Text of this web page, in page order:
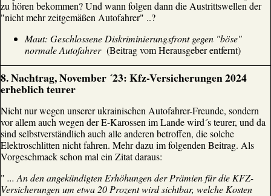
zu hören bekommen? Und wann folgen dann die Austrittswellen der
"nicht mehr zeitgemäßen Autofahrer" ..?
Maut: Geschlossene Diskriminierungsfront gegen "böse"
normale Autofahrer(Beitrag vom Herausgeber entfernt)
8. Nachtrag, November ´23: Kfz-Versicherungen 2024
erheblich teurer
Nicht nur wegen unserer ukrainischen Autofahrer-Freunde, sondern
vor allem auch wegen der E-Karossen im Lande wird´s teurer, und da
sind selbstverständlich auch alle anderen betroffen, die solche
Elektroschlitten nicht fahren. Mehr dazu im folgenden Beitrag. Als
Vorgeschmack schon mal ein Zitat daraus:
" ... An den angekündigten Erhöhungen der Prämien für die KFZ-
Versicherungen um etwa 20 Prozent wird sichtbar, welche Kosten